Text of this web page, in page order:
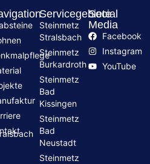
Servicegebiete
Steinmetz
Stralsbach
Steinmetz
Burkardroth
Steinmetz
Bad
Kissingen
Steinmetz
Bad
Neustadt
Steinmetz
Social
Media
Facebook
Instagram
YouTube